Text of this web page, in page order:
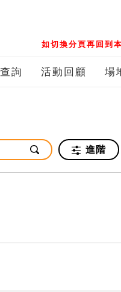
如切換分頁再回到
詢 活動回顧 場
進階